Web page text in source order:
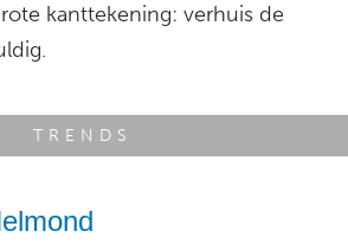
kanttekening: verhuis de
TRENDS